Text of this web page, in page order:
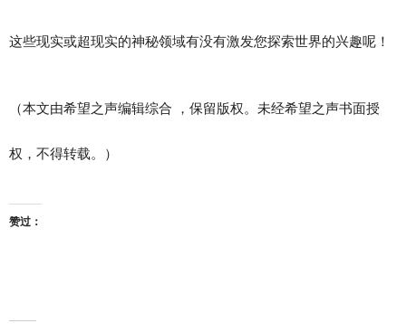
这些现实或超现实的神秘领域有没有激发您探索世界的兴趣呢！
（本文由希望之声编辑综合 ，保留版权。未经希望之声书面授
权，不得转载。）
赞过：